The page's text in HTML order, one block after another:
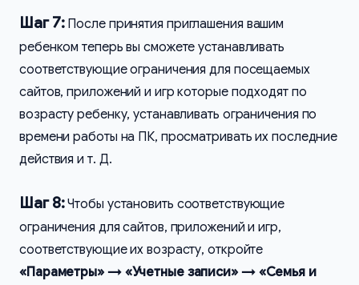
Шаг 7: После принятия приглашения вашим
ребенком теперь вы сможете устанавливать
соответствующие ограничения для посещаемых
сайтов, приложений и игр которые подходят по
возрасту ребенку, устанавливать ограничения по
времени работы на ПК, просматривать их последние
действия и т. Д.
Шаг 8:Чтобы установить соответствующие
ограничения для сайтов, приложений и игр,
соответствующие их возрасту, откройте
«Параметры» → «Учетные записи» → «Семья и